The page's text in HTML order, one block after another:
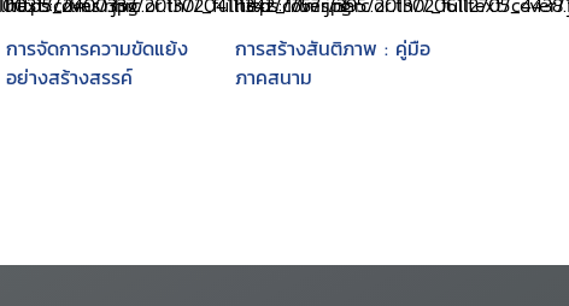
การจัดการความขัดแย้ง
อย่างสร้างสรรค์
การสร้างสันติภาพ : คู่มือ
ภาคสนาม